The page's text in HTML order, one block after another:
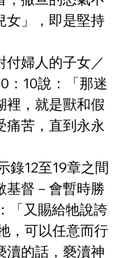
女」，即是堅持
付婦人的子女／
：10說：「那迷
裡，就是獸和假
痛苦，直到永永
錄12至19章之間
基督－會暫時勝
「又賜給牠說誇
，可以任意而行
瀆的話，褻瀆神